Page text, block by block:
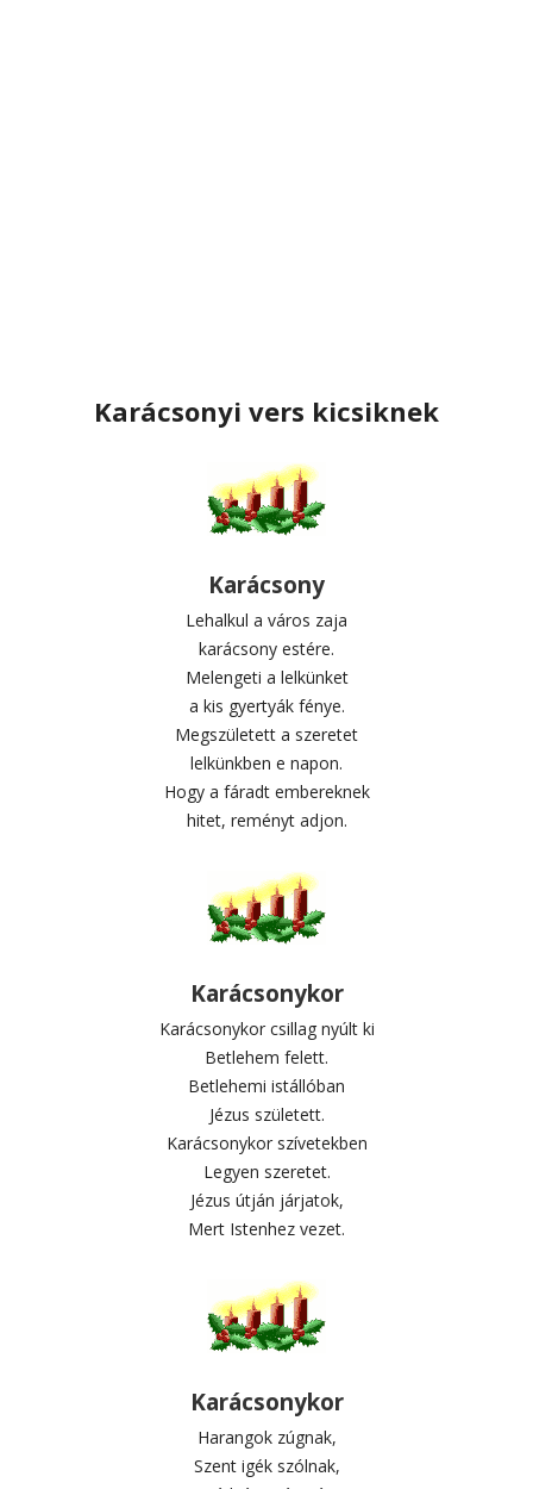
Karácsonyi vers kicsiknek
Karácsony
Lehalkul a város zaja
karácsony estére.
Melengeti a lelkünket
a kis gyertyák fénye.
Megszületett a szeretet
lelkünkben e napon.
Hogy a fáradt embereknek
hitet, reményt adjon.
Karácsonykor
Karácsonykor csillag nyúlt ki
Betlehem felett.
Betlehemi istállóban
Jézus született.
Karácsonykor szívetekben
Legyen szeretet.
Jézus útján járjatok,
Mert Istenhez vezet.
Karácsonykor
Harangok zúgnak,
Szent igék szólnak,